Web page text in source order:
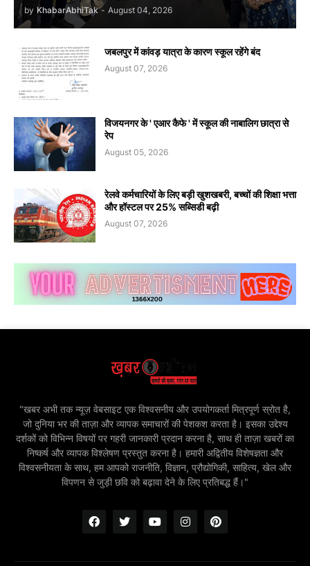
by KhabarAbhiTak - August 04, 2026
जबलपुर में कांवड़ यात्रा के कारण स्कूल रहेंगे बंद
August 07, 2026
विजयनगर के ' एआर कैफे ' में स्कूल की नाबालिग छात्रा से
रेप
August 05, 2026
रेलवे कर्मचारियों के लिए बड़ी खुशखबरी, बच्चों की शिक्षा भत्ता
और हॉस्टल पर 25% सब्सिडी बढ़ी
August 07, 2026
"खबर अभी तक न्यूज़ वेबसाइट एक विश्वसनीय और उपयोगकर्ता मित्रपूर्ण स्रोत है,
जो दुनिया भर की ताज़ा और व्यापक समाचारों की पेशकश करता है। इसका उद्देश्य
दर्शकों को विभिन्न विषयों पर गहरी जानकारी प्रदान करना है, साथ ही ताज़ा खबरों का
निष्कर्ष और व्यापक विश्लेषण प्रस्तुत करना है। हमारी अद्वितीय विशेषज्ञता और
विश्वसनीयता के साथ, हम आपको राजनीति, विज्ञान, प्रौद्योगिकी, साहित्य, खेल और
विपणन से जुड़ी छवि को बढ़ावा देने के लिए प्रतिबद्ध हैं।"